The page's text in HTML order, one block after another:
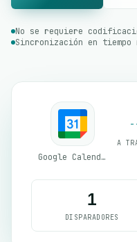
No se requiere
Sincronización en tiempo
Google Calendar
A
1
DISPARADORES